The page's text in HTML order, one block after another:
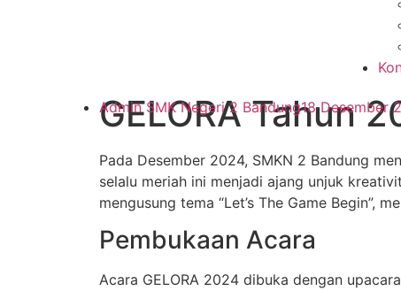
Admin SMK Negeri 2 Bandung18 Desember
GELORA Tahun
Pada Desember 2024, SMKN 2 Bandung
selalu meriah ini menjadi ajang unjuk
mengusung tema “Let’s The Game Begin”,
Pembukaan Acara
Acara GELORA 2024 dibuka dengan